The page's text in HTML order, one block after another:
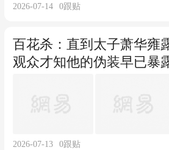
2026-07-14 0跟贴
百花杀：直到太子萧华雍
观众才知他的伪装早已暴
2026-07-13 0跟贴